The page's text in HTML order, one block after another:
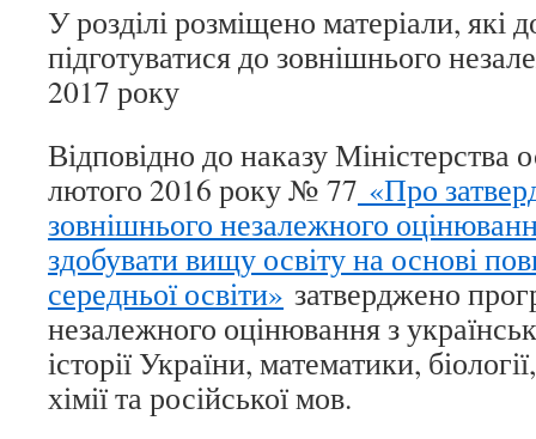
У розділі розміщено матеріали, які
підготуватися до зовнішнього
2017 року
Відповідно до наказу Міністерства
лютого 2016 року № 77 «Про
зовнішнього незалежного
здобувати вищу освіту на основі
середньої освіти» затверджено
незалежного оцінювання з
історії України, математики,
хімії та російської мов.